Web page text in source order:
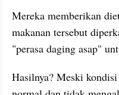
Mereka memberikan
makanan tersebut
"perasa daging asap"
Hasilnya? Meski